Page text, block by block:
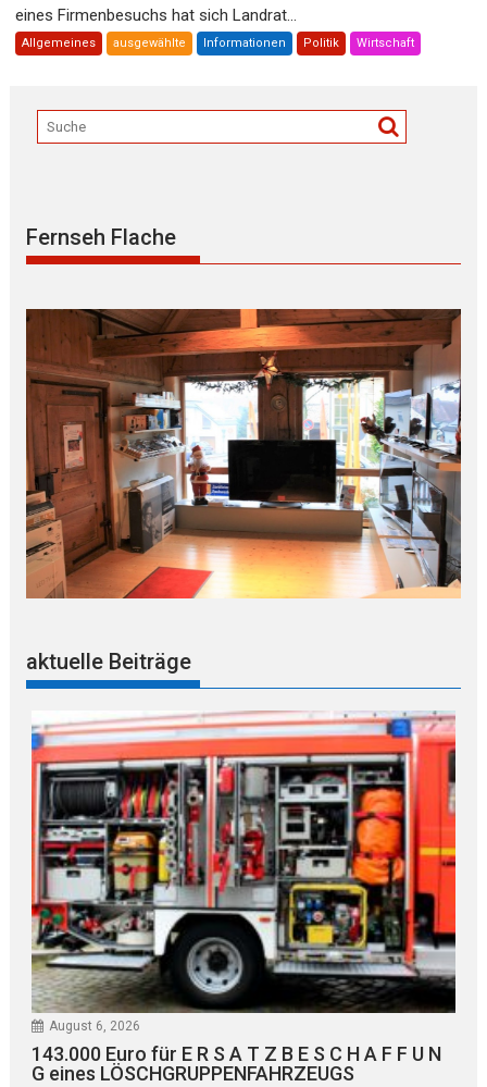
eines Firmenbesuchs hat sich Landrat...
Allgemeines ausgewählte Informationen Politik Wirtschaft
Fernseh Flache
aktuelle Beiträge
August 6, 2026
143.000 Euro für E R S A T Z B E S C H A F F U N
G eines LÖSCHGRUPPENFAHRZEUGS